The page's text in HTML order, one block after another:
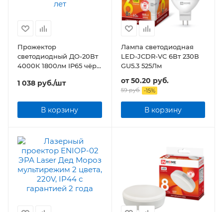
Прожектор
светодиодный ДО-20Вт
4000К 1800лм IP65 чёр
1 038 руб./шт
В корзину
Лампа светодиодная
LED-JCDR-VC 6Вт 230В
GU5.3 525Лм
от50.20 руб.
59 руб. -15%
В корзину